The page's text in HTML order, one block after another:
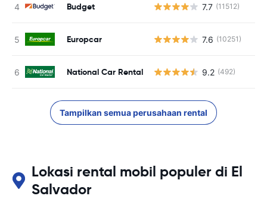
Budget 7.7 (11512)
Europcar 7.6 (10251)
National Car Rental 9.2 (492)
Tampilkan semua perusahaan rental
Lokasi rental mobil populer di El
Salvador